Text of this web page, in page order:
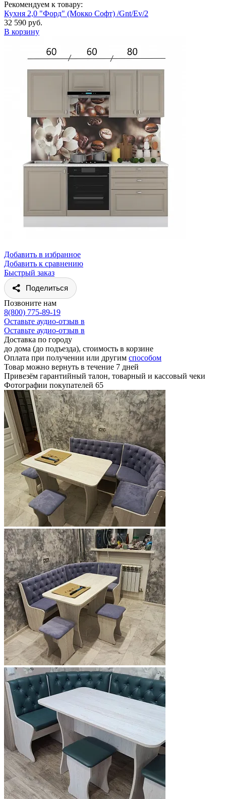
Рекомендуем к товару:
Кухня 2,0 "Форд" (Мокко Софт) /Gnt/Ev/2
32 590 руб.
В корзину
Добавить в избранное
Добавить к сравнению
Быстрый заказ
Поделиться
Позвоните нам
8(800) 775-89-19
Оставьте аудио-отзыв в
Оставьте аудио-отзыв в
Доставка по городу
до дома (до подъезда), стоимость в корзине
Оплата при получении или другим способом
Товар можно вернуть в течение 7 дней
Привезём гарантийный талон, товарный и кассовый чеки
Фотографии покупателей 65